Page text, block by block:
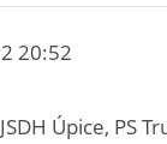
20:52
JSDH Úpice, PS